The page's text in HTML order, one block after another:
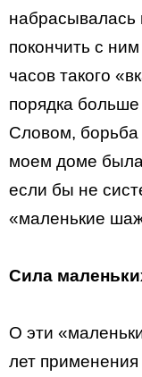
набрасывалась
покончить с
часов такого
порядка
Словом,
моем доме
если бы не
«маленькие
Сила
О эти
лет